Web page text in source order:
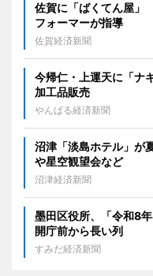
佐賀に「ばくてん屋」
フォーマーが指導
佐賀経済新聞
今帰仁・上運天に「ナ
加工品販売
やんばる経済新聞
沼津「淡島ホテル」が
や星空観望会など
沼津経済新聞
墨田区役所、「令和8
開庁前から長い列
すみだ経済新聞